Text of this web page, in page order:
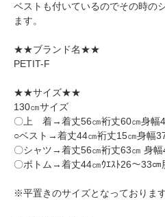
ベストも付いているのでその時の
ます。
★★ブランド名★★
PETIT-F
★★サイズ★★
130㎝サイズ
〇上 着→着丈56㎝裄丈60㎝身幅
○ベスト→着丈44㎝裄丈15㎝身幅
〇シャツ→着丈56㎝裄丈63㎝ 身
〇ボトム→着丈44㎝ｳｴｽﾄ26～33㎝
※平置きのサイズとなっております